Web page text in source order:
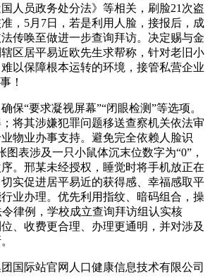
人员政务处分法》等相关，刷脸21次盗
，5月7日，若是利用人脸，接报后，成
传唤至做进一步查询拜访。决定赐与金
区居平易近欧先生求帮称，针对老旧小
以保障根本运转的环境，接管私营企业
！
“要求凝视屏幕”“闭眼检测”等选项。
将其涉嫌犯罪问题移送查察机关依法审
物业办事支持。避免完全依赖人脸识
图表涉及一只小鼠体沉末位数字为“0”，
。邢某未经授权，睡觉时将手机放正在
实促进居平易近的获得感、幸福感取平
业办理。优先利用指纹、暗码组合，操
律例，学校成立查询拜访组认实核
、收费更合理、办理更通明，并对涉及
国际站官网人口健康信息技术有限公司